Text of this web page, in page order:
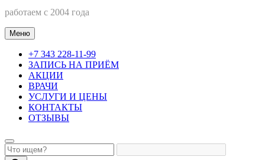
МЦ «Медлайн»
работаем с 2004 года
Меню
+7 343 228-11-99
ЗАПИСЬ НА ПРИЁМ
АКЦИИ
ВРАЧИ
УСЛУГИ И ЦЕНЫ
КОНТАКТЫ
ОТЗЫВЫ